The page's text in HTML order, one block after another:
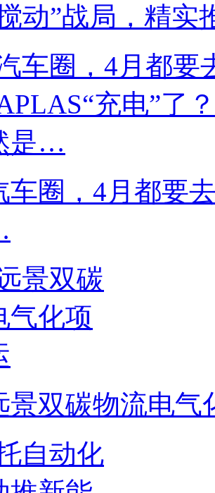
动”战局，精实
车圈，4月都要
景双碳物流电气